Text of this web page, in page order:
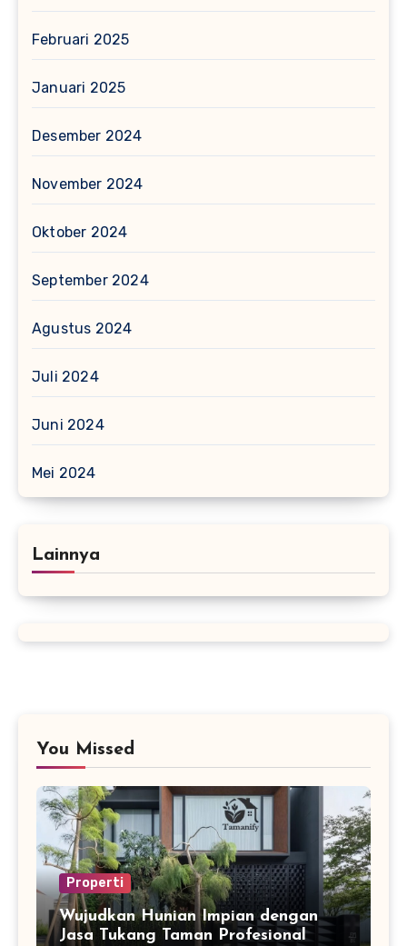
Februari 2025
Januari 2025
Desember 2024
November 2024
Oktober 2024
September 2024
Agustus 2024
Juli 2024
Juni 2024
Mei 2024
Lainnya
You Missed
Properti
Wujudkan Hunian Impian dengan
Jasa Tukang Taman Profesional